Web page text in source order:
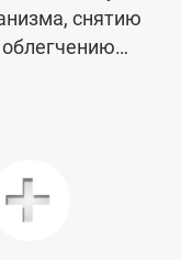
снятию